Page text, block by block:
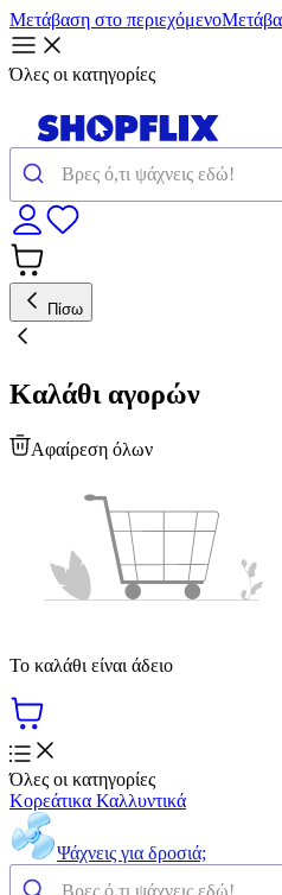
Μετάβαση στο περιεχόμενο
Όλες οι κατηγορίες
Πίσω
Καλάθι αγορών
Αφαίρεση όλων
Το καλάθι είναι άδειο
Όλες οι κατηγορίες
Κορεάτικα Καλλυντικά
Ψάχνεις για δροσιά;